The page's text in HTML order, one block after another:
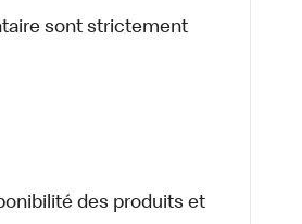
sont strictement
des produits et